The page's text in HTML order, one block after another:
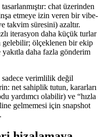
chat üzerinden
etmeye izin veren bir vibe-
takvim süresini) azaltır.
iterasyon daha küçük turlar
gelebilir; ölçeklenen bir ekip
daha fazla gönderim
sadece verimlilik değil
net sahiplik tutun, kararları
yardımcı olabilir) ve “hızla
gelmemesi için snapshot